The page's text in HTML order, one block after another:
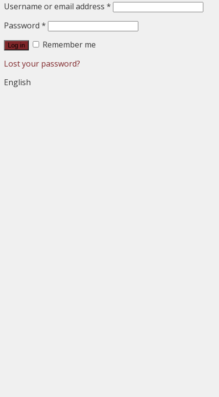
Username or email address *
Password *
Log in
Remember me
Lost your password?
English